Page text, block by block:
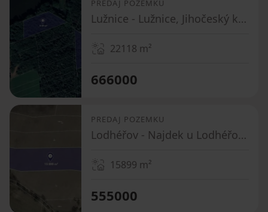
PREDAJ POZEMKU
Lužnice - Lužnice, Jihočeský kraj
22118 m²
666000
PREDAJ POZEMKU
Lodhéřov - Najdek u Lodhéřova, Jihočeský kraj
15899 m²
555000